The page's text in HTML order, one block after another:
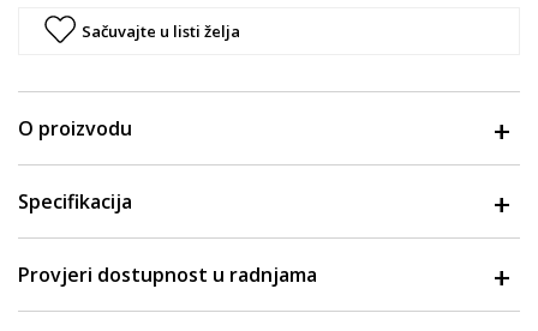
Sačuvajte u listi želja
O proizvodu
Specifikacija
Provjeri dostupnost u radnjama